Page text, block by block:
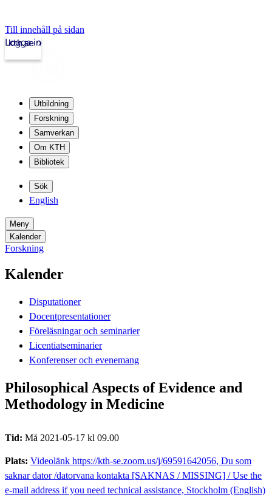
Till innehåll på sidan
kth.se
Logga in
Utbildning
Forskning
Samverkan
Om KTH
Bibliotek
Sök
English
Meny
Kalender
Forskning
Kalender
Disputationer
Docentpresentationer
Föreläsningar och seminarier
Licentiatseminarier
Konferenser och evenemang
Philosophical Aspects of Evidence and
Methodology in Medicine
Tid: Må 2021-05-17 kl 09.00
Plats: Videolänk https://kth-se.zoom.us/j/69591642056, Du som
saknar dator /datorvana kontakta [SAKNAS / MISSING] / Use the
e-mail address if you need technical assistance, Stockholm (English)